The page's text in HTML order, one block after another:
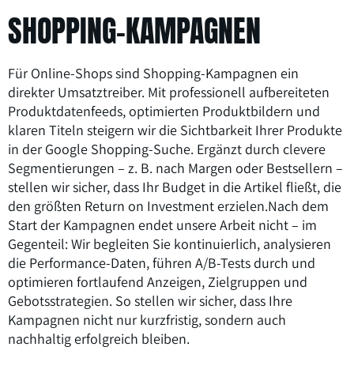
SHOPPING-KAMPAGNEN
Für Online-Shops sind Shopping-Kampagnen ein
direkter Umsatztreiber. Mit professionell aufbereiteten
Produktdatenfeeds, optimierten Produktbildern und
klaren Titeln steigern wir die Sichtbarkeit Ihrer Produkte
in der Google Shopping-Suche. Ergänzt durch clevere
Segmentierungen – z. B. nach Margen oder Bestsellern –
stellen wir sicher, dass Ihr Budget in die Artikel fließt, die
den größten Return on Investment erzielen.Nach dem
Start der Kampagnen endet unsere Arbeit nicht – im
Gegenteil: Wir begleiten Sie kontinuierlich, analysieren
die Performance-Daten, führen A/B-Tests durch und
optimieren fortlaufend Anzeigen, Zielgruppen und
Gebotsstrategien. So stellen wir sicher, dass Ihre
Kampagnen nicht nur kurzfristig, sondern auch
nachhaltig erfolgreich bleiben.